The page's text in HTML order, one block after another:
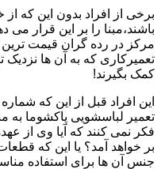
برخی از افراد بدون این که
باشند،مبنا را بر این قرار
مرکز در رده گران قیمت ترین
تعمیرکاری که به آن ها نزدیک
کمک بگیرند!
این افراد قبل از این که
تعمیر لباسشویی پاکشوما به
فکر نمی کنند که آیا وی از
بر خواهد آمد؟ یا این که
جنس آن ها برای استفاده